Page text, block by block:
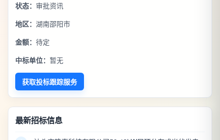
状态： 审批资讯
地区： 湖南邵阳市
金额： 待定
中标单位： 暂无
获取投标跟踪服务
最新招标信息